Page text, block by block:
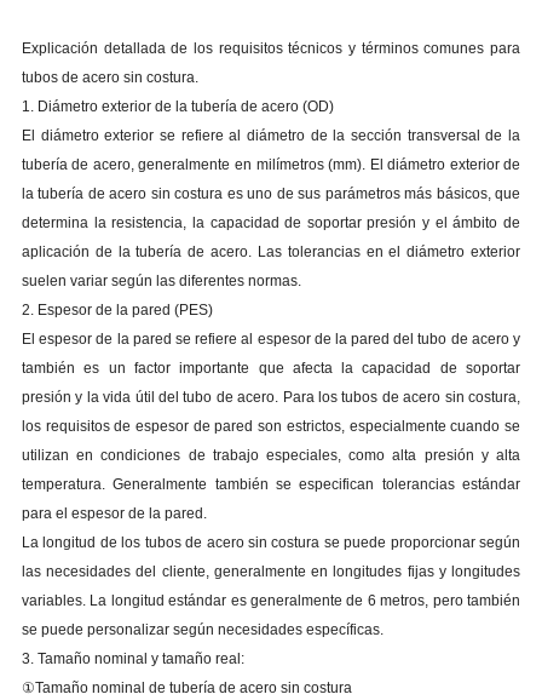
Explicación detallada de los requisitos técnicos y términos comunes para
tubos de acero sin costura.
1. Diámetro exterior de la tubería de acero (OD)
El diámetro exterior se refiere al diámetro de la sección transversal de la
tubería de acero, generalmente en milímetros (mm). El diámetro exterior de
la tubería de acero sin costura es uno de sus parámetros más básicos, que
determina la resistencia, la capacidad de soportar presión y el ámbito de
aplicación de la tubería de acero. Las tolerancias en el diámetro exterior
suelen variar según las diferentes normas.
2. Espesor de la pared (PES)
El espesor de la pared se refiere al espesor de la pared del tubo de acero y
también es un factor importante que afecta la capacidad de soportar
presión y la vida útil del tubo de acero. Para los tubos de acero sin costura,
los requisitos de espesor de pared son estrictos, especialmente cuando se
utilizan en condiciones de trabajo especiales, como alta presión y alta
temperatura. Generalmente también se especifican tolerancias estándar
para el espesor de la pared.
La longitud de los tubos de acero sin costura se puede proporcionar según
las necesidades del cliente, generalmente en longitudes fijas y longitudes
variables. La longitud estándar es generalmente de 6 metros, pero también
se puede personalizar según necesidades específicas.
3. Tamaño nominal y tamaño real:
①Tamaño nominal de tubería de acero sin costura